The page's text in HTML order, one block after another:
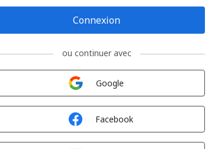
Connexion
ou continuer avec
Google
Facebook